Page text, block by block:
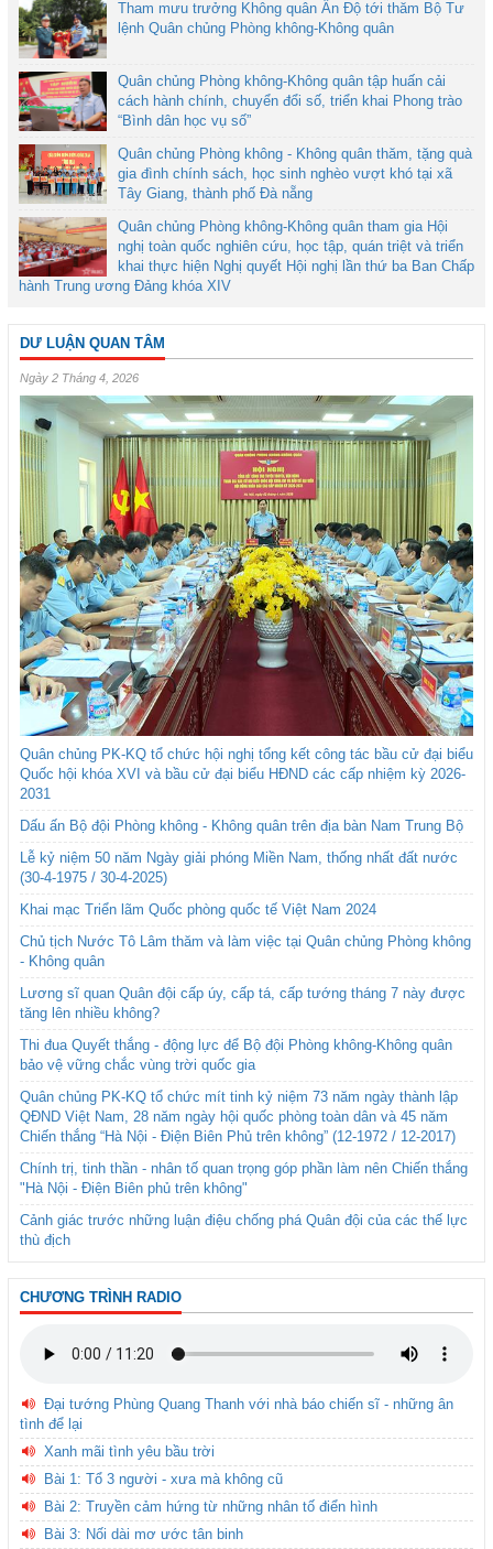
Tham mưu trưởng Không quân Ấn Độ tới thăm Bộ Tư
lệnh Quân chủng Phòng không-Không quân
Quân chủng Phòng không-Không quân tập huấn cải
cách hành chính, chuyển đổi số, triển khai Phong trào
“Bình dân học vụ số”
Quân chủng Phòng không - Không quân thăm, tặng quà
gia đình chính sách, học sinh nghèo vượt khó tại xã
Tây Giang, thành phố Đà nẵng
Quân chủng Phòng không-Không quân tham gia Hội
nghị toàn quốc nghiên cứu, học tập, quán triệt và triển
khai thực hiện Nghị quyết Hội nghị lần thứ ba Ban Chấp
hành Trung ương Đảng khóa XIV
DƯ LUẬN QUAN TÂM
Ngày 2 Tháng 4, 2026
Quân chủng PK-KQ tổ chức hội nghị tổng kết công tác bầu cử đại biểu
Quốc hội khóa XVI và bầu cử đại biểu HĐND các cấp nhiệm kỳ 2026-
2031
Dấu ấn Bộ đội Phòng không - Không quân trên địa bàn Nam Trung Bộ
Lễ kỷ niệm 50 năm Ngày giải phóng Miền Nam, thống nhất đất nước
(30-4-1975 / 30-4-2025)
Khai mạc Triển lãm Quốc phòng quốc tế Việt Nam 2024
Chủ tịch Nước Tô Lâm thăm và làm việc tại Quân chủng Phòng không
- Không quân
Lương sĩ quan Quân đội cấp úy, cấp tá, cấp tướng tháng 7 này được
tăng lên nhiều không?
Thi đua Quyết thắng - động lực để Bộ đội Phòng không-Không quân
bảo vệ vững chắc vùng trời quốc gia
Quân chủng PK-KQ tổ chức mít tinh kỷ niệm 73 năm ngày thành lập
QĐND Việt Nam, 28 năm ngày hội quốc phòng toàn dân và 45 năm
Chiến thắng “Hà Nội - Điện Biên Phủ trên không” (12-1972 / 12-2017)
Chính trị, tinh thần - nhân tố quan trọng góp phần làm nên Chiến thắng
"Hà Nội - Điện Biên phủ trên không"
Cảnh giác trước những luận điệu chống phá Quân đội của các thế lực
thù địch
CHƯƠNG TRÌNH RADIO
Đại tướng Phùng Quang Thanh với nhà báo chiến sĩ - những ân
tình để lại
Xanh mãi tình yêu bầu trời
Bài 1: Tổ 3 người - xưa mà không cũ
Bài 2: Truyền cảm hứng từ những nhân tố điển hình
Bài 3: Nối dài mơ ước tân binh